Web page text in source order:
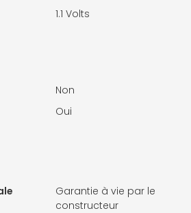
1.1 Volts
Non
Oui
Garantie à vie par le
constructeur